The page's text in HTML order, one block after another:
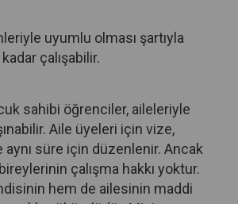
uyumlu olması şartıyla
çalışabilir.
sahibi öğrenciler, aileleriyle
Aile üyeleri için vize,
aynı süre için düzenlenir. Ancak
çalışma hakkı yoktur.
hem de ailesinin maddi